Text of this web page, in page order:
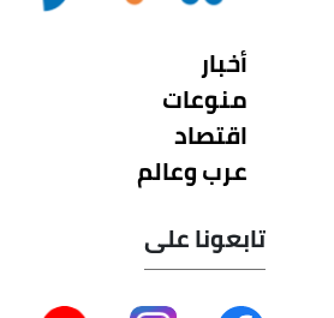
أخبار
منوعات
اقتصاد
عرب وعالم
تابعونا على